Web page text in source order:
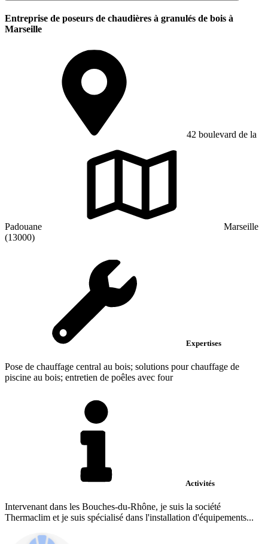
Entreprise de poseurs de chaudières à granulés de bois à
Marseille
42 boulevard de la
Padouane
Marseille
(13000)
Expertises
Pose de chauffage central au bois; solutions pour chauffage de
piscine au bois; entretien de poêles avec four
Activités
Intervenant dans les Bouches-du-Rhône, je suis la société
Thermaclim et je suis spécialisé dans l'installation d'équipements...